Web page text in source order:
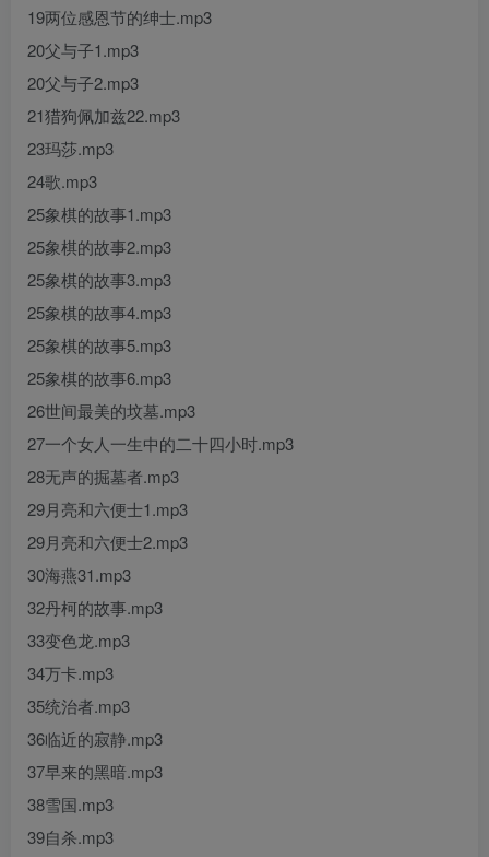
19两位感恩节的绅士.mp3
20父与子1.mp3
20父与子2.mp3
21猎狗佩加兹22.mp3
23玛莎.mp3
24歌.mp3
25象棋的故事1.mp3
25象棋的故事2.mp3
25象棋的故事3.mp3
25象棋的故事4.mp3
25象棋的故事5.mp3
25象棋的故事6.mp3
26世间最美的坟墓.mp3
27一个女人一生中的二十四小时.mp3
28无声的掘墓者.mp3
29月亮和六便士1.mp3
29月亮和六便士2.mp3
30海燕31.mp3
32丹柯的故事.mp3
33变色龙.mp3
34万卡.mp3
35统治者.mp3
36临近的寂静.mp3
37早来的黑暗.mp3
38雪国.mp3
39自杀.mp3